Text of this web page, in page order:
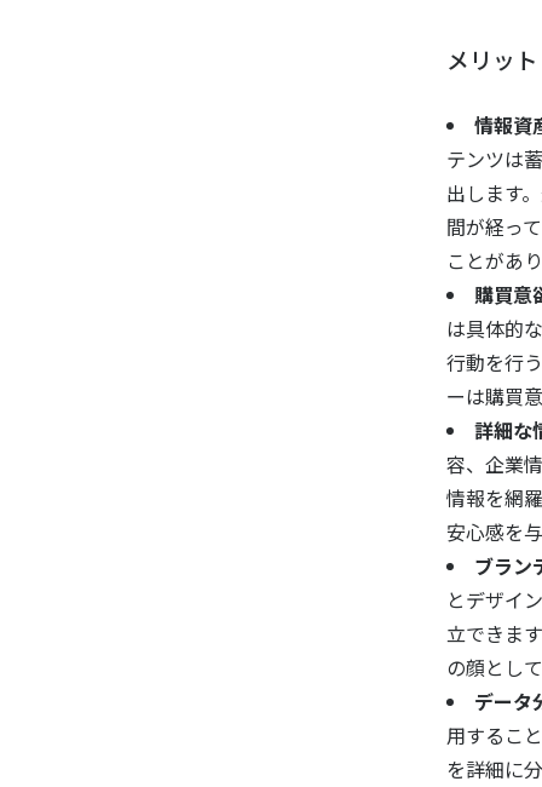
メリット
情報資
テンツは
出します
間が経っ
ことがあ
購買意
は具体的
行動を行
ーは購買
詳細な
容、企業
情報を網
安心感を
ブラン
とデザイ
立できま
の顔とし
データ
用するこ
を詳細に